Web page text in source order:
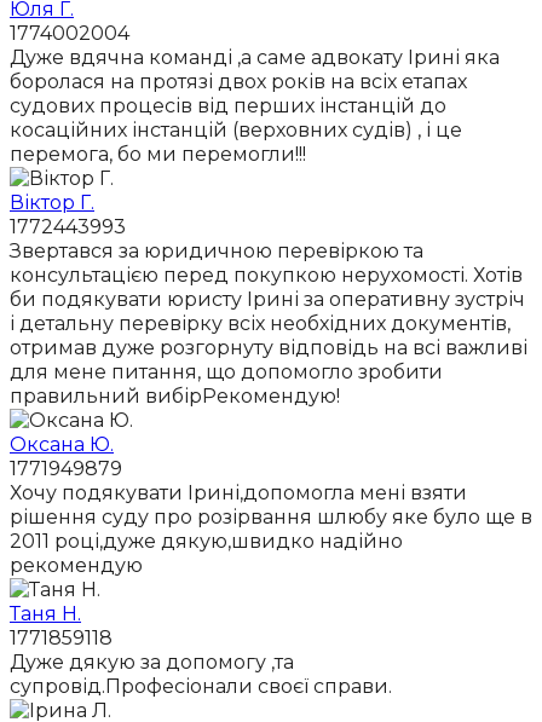
Юля Г.
1774002004
Дуже вдячна команді ,а саме адвокату Ірині яка
боролася на протязі двох років на всіх етапах
судових процесів від перших інстанцій до
косаційних інстанцій (верховних судів) , і це
перемога, бо ми перемогли!!!
Віктор Г.
1772443993
Звертався за юридичною перевіркою та
консультацією перед покупкою нерухомості. Хотів
би подякувати юристу Ірині за оперативну зустріч
і детальну перевірку всіх необхідних документів,
отримав дуже розгорнуту відповідь на всі важливі
для мене питання, що допомогло зробити
правильний вибірРекомендую!
Оксана Ю.
1771949879
Хочу подякувати Ірині,допомогла мені взяти
рішення суду про розірвання шлюбу яке було ще в
2011 році,дуже дякую,швидко надійно
рекомендую
Таня Н.
1771859118
Дуже дякую за допомогу ,та
супровід.Професіонали своєї справи.